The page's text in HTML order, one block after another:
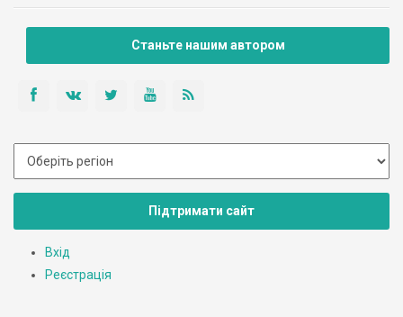
Станьте нашим автором
Підтримати сайт
Вхід
Реєстрація